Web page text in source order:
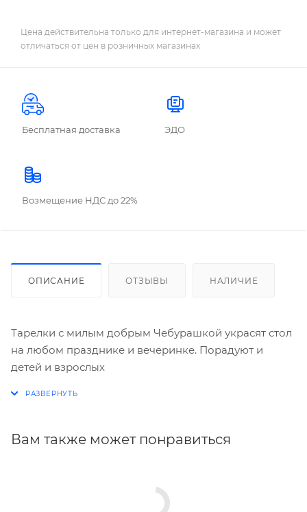
Цена действительна только для интернет-магазина и может
отличаться от цен в розничных магазинах
Бесплатная доставка ЭДО
Возмещение НДС до 22%
ОПИСАНИЕ ОТЗЫВЫ НАЛИЧИЕ
Тарелки с милым добрым Чебурашкой украсят стол
на любом празднике и вечеринке. Порадуют и
детей и взрослых
Вам также может понравиться